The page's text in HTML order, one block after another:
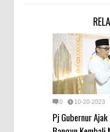
0 10-20-2023
Pj Gubernur